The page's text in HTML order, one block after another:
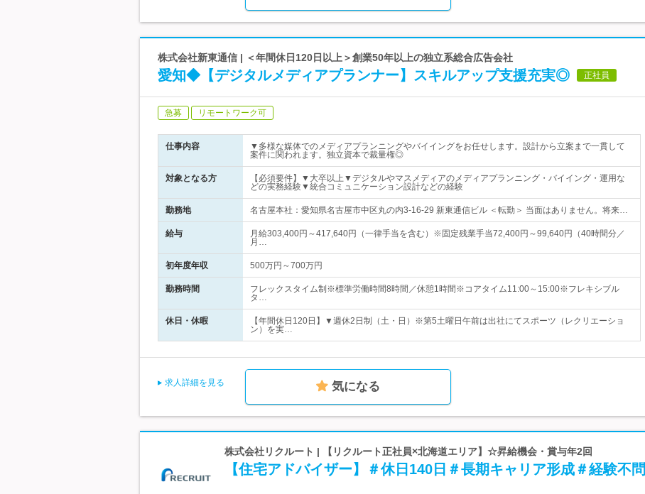
株式会社新東通信 | ＜年間休日120日以上＞創業50年以上の独立系総合広告会社
愛知◆【デジタルメディアプランナー】スキルアップ支援充実◎ 正社員
急募 リモートワーク可
仕事内容
▼多様な媒体でのメディアプランニングやバイイングをお任せします。設計から立案まで一貫して
案件に関われます。独立資本で裁量権◎
対象となる方
【必須要件】▼大卒以上▼デジタルやマスメディアのメディアプランニング・バイイング・運用な
どの実務経験▼統合コミュニケーション設計などの経験
勤務地 名古屋本社：愛知県名古屋市中区丸の内3-16-29 新東通信ビル ＜転勤＞ 当面はありません。将来…
給与
月給303,400円～417,640円（一律手当を含む）※固定残業手当72,400円～99,640円（40時間分／
月…
初年度年収 500万円～700万円
勤務時間
フレックスタイム制※標準労働時間8時間／休憩1時間※コアタイム11:00～15:00※フレキシブル
タ…
休日・休暇
【年間休日120日】▼週休2日制（土・日）※第5土曜日午前は出社にてスポーツ（レクリエーショ
ン）を実…
求人詳細を見る 気になる
株式会社リクルート | 【リクルート正社員×北海道エリア】☆昇給機会・賞与年2回
【住宅アドバイザー】＃休日140日＃長期キャリア形成＃経験不問